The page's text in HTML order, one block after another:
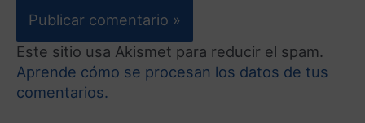
Este sitio usa Akismet para reducir el spam.
Aprende cómo se procesan los datos de tus
comentarios.